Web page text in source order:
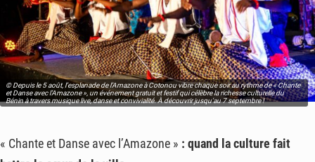
© Depuis le 5 août, l’esplanade de l’Amazone à Cotonou vibre chaque soir au rythme de « Chante
et Danse avec l’Amazone », un événement gratuit et festif qui célèbre la richesse culturelle du
Bénin à travers musique live, danse et convivialité. À découvrir jusqu’au 7 septembre !
« Chante et Danse avec l’Amazone » : quand la culture fait